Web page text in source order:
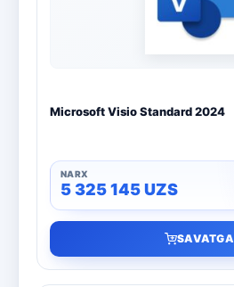
Microsoft Visio Standard 2024
5 325 145UZS
SAVATGA